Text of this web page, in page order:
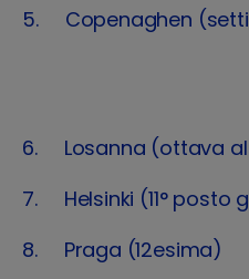
5. Copenaghen
6. Losanna (ottava
7. Helsinki (11° posto
8. Praga (12esima)